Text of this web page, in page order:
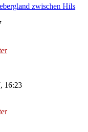
zwischen Hils
16:23